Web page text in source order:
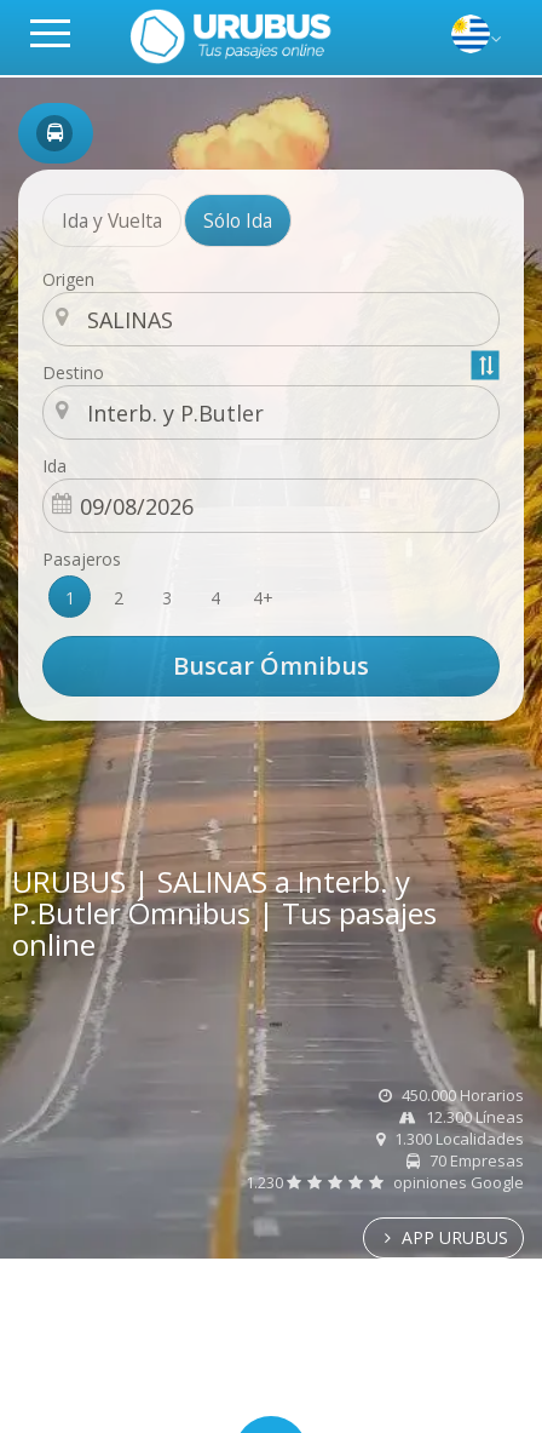
Ida y Vuelta Sólo Ida
Origen
Destino
Ida
Pasajeros
1
2 3 4 4+
URUBUS | SALINAS a Interb. y
P.Butler Ómnibus | Tus pasajes
online
450.000 Horarios
12.300 Líneas
1.300 Localidades
70 Empresas
1.230
opiniones Google
APP URUBUS